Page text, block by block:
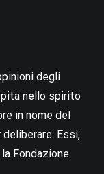
degli
nello spirito
in nome del
Essi,
Fondazione.